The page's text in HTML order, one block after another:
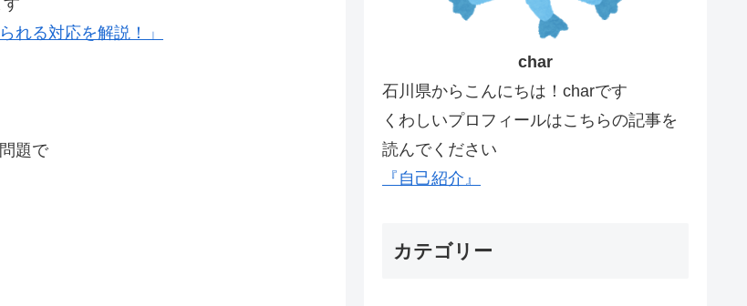
れる対応を解説！」
題で
char
石川県からこんにちは！charです
くわしいプロフィールはこちらの記事を
読んでください
『自己紹介』
カテゴリー